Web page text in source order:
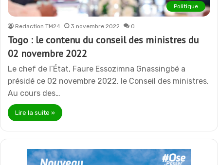
Politique
Redaction TM24 3 novembre 2022 0
Togo : le contenu du conseil des ministres du
02 novembre 2022
Le chef de l’État, Faure Essozimna Gnassingbé a
présidé ce 02 novembre 2022, le Conseil des ministres.
Au cours des…
Lire la suite »